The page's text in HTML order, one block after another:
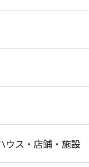
ウス・店鋪・施設